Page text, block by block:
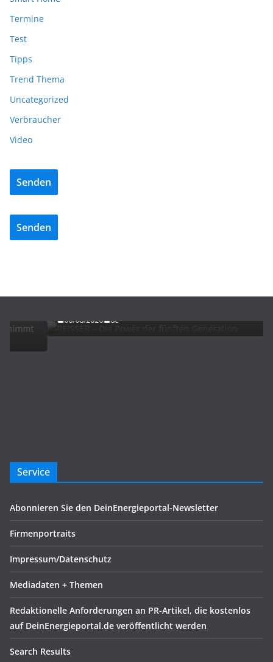
Termine
Test
Tipps
Trend Thema
Uncategorized
Verbraucher
Video
Senden
Senden
REISSER – Die Power der fünften Generation
06/08/2026 dc
Service
Abonnieren Sie den DeinEnergieportal-Newsletter
Firmenportraits
Impressum/Datenschutz
Mediadaten + Themen
Redaktionelle Anforderungen an PR-Artikel, die kostenlos
auf DeinEnergieportal.de veröffentlicht werden
Search Results